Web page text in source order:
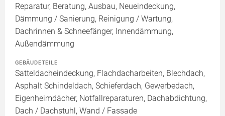
Reparatur, Beratung, Ausbau, Neueindeckung,
Dämmung / Sanierung, Reinigung / Wartung,
Dachrinnen & Schneefänger, Innendämmung,
Außendämmung
GEBÄUDETEILE
Satteldacheindeckung, Flachdacharbeiten, Blechdach,
Asphalt Schindeldach, Schieferdach, Gewerbedach,
Eigenheimdächer, Notfallreparaturen, Dachabdichtung,
Dach / Dachstuhl, Wand / Fassade